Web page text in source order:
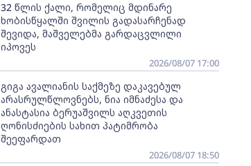
32 წლის ქალი, რომელიც მდინარე
ხობისწყალში შვილის გადასარჩენად
შევიდა, მაშველებმა გარდაცვლილი
იპოვეს
2026/08/07 17:00
გიგა ავალიანის საქმეზე დაკავებულ
არასრულწლოვნებს, ნია იმნაძესა და
ანასტასია ბერუაშვილს აღკვეთის
ღონისძიების სახით პატიმრობა
შეეფარდათ
2026/08/07 18:50